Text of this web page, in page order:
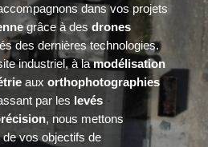
dans vos projets
grâce à desdrones
des dernières technologies.
industriel, à lamodélisation
aux orthophotographies
par les levés
, nous mettons
de vos objectifs de